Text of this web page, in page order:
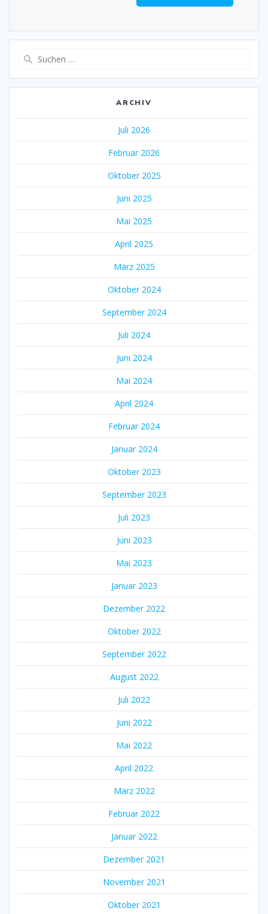
ARCHIV
Juli 2026
Februar 2026
Oktober 2025
Juni 2025
Mai 2025
April 2025
März 2025
Oktober 2024
September 2024
Juli 2024
Juni 2024
Mai 2024
April 2024
Februar 2024
Januar 2024
Oktober 2023
September 2023
Juli 2023
Juni 2023
Mai 2023
Januar 2023
Dezember 2022
Oktober 2022
September 2022
August 2022
Juli 2022
Juni 2022
Mai 2022
April 2022
März 2022
Februar 2022
Januar 2022
Dezember 2021
November 2021
Oktober 2021